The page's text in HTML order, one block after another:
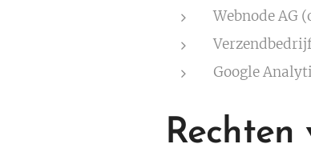
Webnode AG
Google